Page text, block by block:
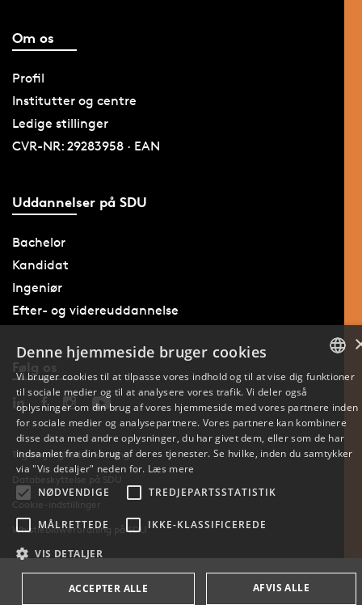
Om os
Profil
Institutter og centre
Ledige stillinger
CVR-NR: 29283958 · EAN
Uddannelser på SDU
Bachelor
Kandidat
Ingeniør
Efter- og videreuddannelse
Følg os
Tilgængelighedserklæring
Databeskyttelse på SDU
Cookie-indstillinger
Whistleblowerordning på SDU
ENGLISH
Denne hjemmeside bruger cookies
Vi bruger cookies til at tilpasse vores indhold og til at vise dig funktioner
til sociale medier og til at analysere vores trafik. Vi deler også
oplysninger om din brug af vores hjemmeside med vores partnere inden
for sociale medier og analysepartnere. Vores partnere kan kombinere
disse data med andre oplysninger, du har givet dem, eller som de har
indsamlet fra din brug af deres tjenester. Se hvilke, inden du samtykker
via "Vis detaljer" neden for. Læs mere
NØDVENDIGE
TREDJEPARTSSTATISTIK
MÅLRETTEDE IKKE-KLASSIFICEREDE
VIS DETALJER
ACCEPTER ALLE AFVIS ALLE